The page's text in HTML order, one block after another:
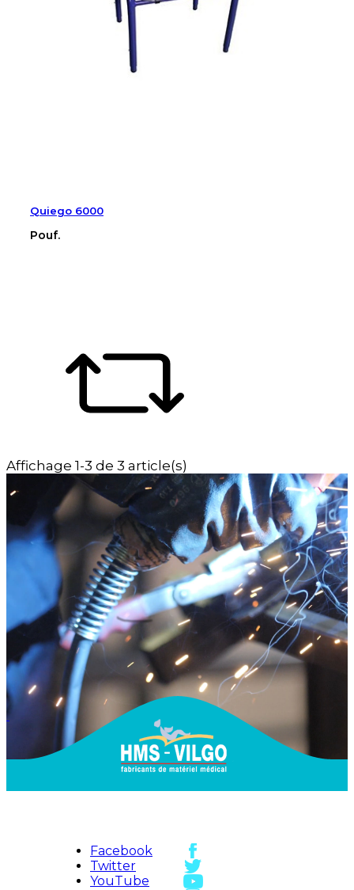
Quiego 6000
Pouf.
Affichage 1-3 de 3 article(s)
Facebook
Twitter
YouTube